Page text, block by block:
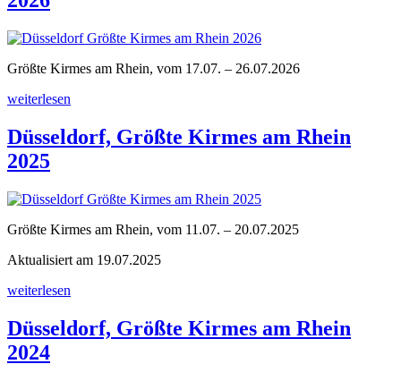
Größte Kirmes am Rhein, vom 17.07. – 26.07.2026
„Düsseldorf,
Kirmes
am
Rhein
weiterlesen
Düsseldorf, Größte Kirmes am Rhein
2025
Größte Kirmes am Rhein, vom 11.07. – 20.07.2025
Aktualisiert am 19.07.2025
„Düsseldorf,
Kirmes
am
Rhein
weiterlesen
Düsseldorf, Größte Kirmes am Rhein
2024